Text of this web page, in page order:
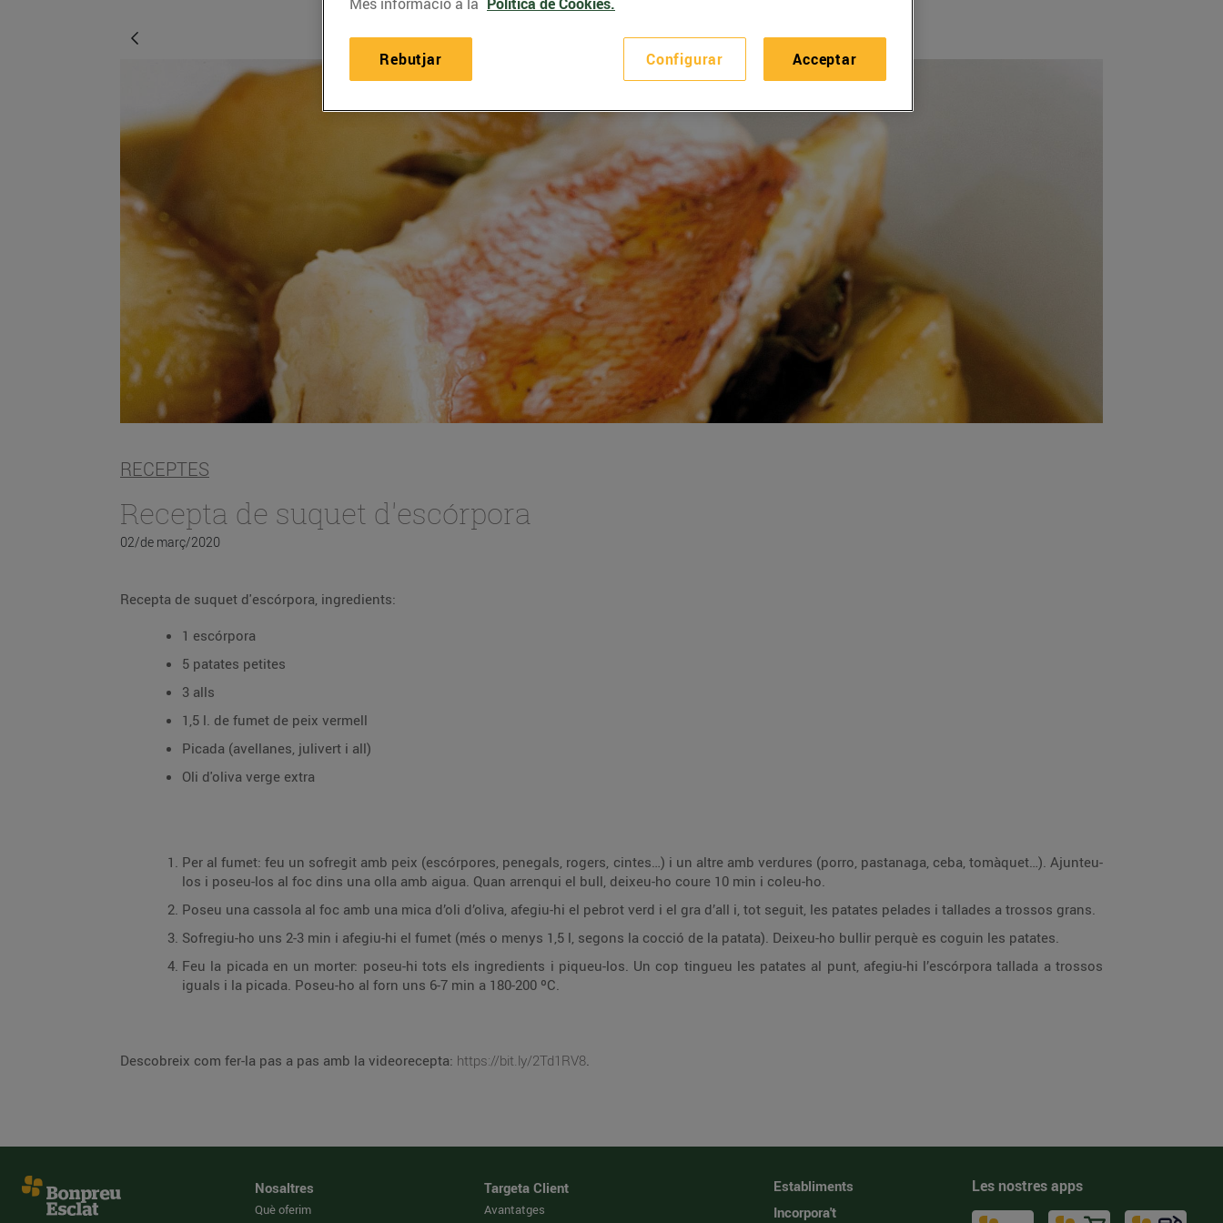
RECEPTES
Recepta de suquet d'escórpora
02/de març/2020
Recepta de suquet d'escórpora, ingredients:
1 escórpora
5 patates petites
3 alls
1,5 l. de fumet de peix vermell
Picada (avellanes, julivert i all)
Oli d'oliva verge extra
Per al fumet: feu un sofregit amb peix (escórpores, penegals, rogers, cintes…) i un altre amb verdures (porro, pastanaga, ceba, tomàquet…). Ajunteu-
los i poseu-los al foc dins una olla amb aigua. Quan arrenqui el bull, deixeu-ho coure 10 min i coleu-ho.
Poseu una cassola al foc amb una mica d’oli d’oliva, afegiu-hi el pebrot verd i el gra d’all i, tot seguit, les patates pelades i tallades a trossos grans.
Sofregiu-ho uns 2-3 min i afegiu-hi el fumet (més o menys 1,5 l, segons la cocció de la patata). Deixeu-ho bullir perquè es coguin les patates.
Feu la picada en un morter: poseu-hi tots els ingredients i piqueu-los. Un cop tingueu les patates al punt, afegiu-hi l’escórpora tallada a trossos
iguals i la picada. Poseu-ho al forn uns 6-7 min a 180-200 ºC.
Descobreix com fer-la pas a pas amb la videorecepta: https://bit.ly/2Td1RV8.
Nosaltres
Què oferim
Targeta Client
Avantatges
Establiments
Incorpora't
Les nostres apps
Configurar
Rebutjar Acceptar